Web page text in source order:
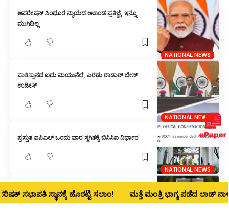
NATIONAL NEWS
ಆಪರೇಷನ್ ಸಿಂಧೂರ ನ್ಯಾಯದ ಅಖಂಡ ಪ್ರತಿಜ್ಞೆ, ಇನ್ನೂ
ಮುಗಿದಿಲ್ಲ
NATIONAL NEWS
ಪಾಕಿಸ್ತಾನದ ಐದು ವಾಯುನೆಲೆ, ಎರಡು ರಾಡಾರ್ ಬೇಸ್
ಉಡೀಸ್
NATIONAL NEWS
ಪ್ರಸ್ತುತ ಐಪಿಎಲ್ ಒಂದು ವಾರ ಸ್ಥಗಿತಕ್ಕೆ ಬಿಸಿಸಿಐ ನಿರ್ಧಾರ
ಧಾರವಾಡ ಸೇರಿ ದೇಶದ 5 ಐಐಟಿಗಳ ವಿಸ್ತರಣೆಗೆ ಅಸ್ತು
ಸ್ಥಾನಕ್ಕೆ ಹೊರಟ್ಟಿ ಸಲಾಂ! ಮತ್ತೆ ಮಂತ್ರಿ ಭಾಗ್ಯ ಪಡೆದ ಲಾಡ್‌ ನಾಳೆ